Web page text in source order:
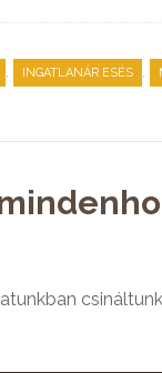
, INGATLANÁR ESÉS ,